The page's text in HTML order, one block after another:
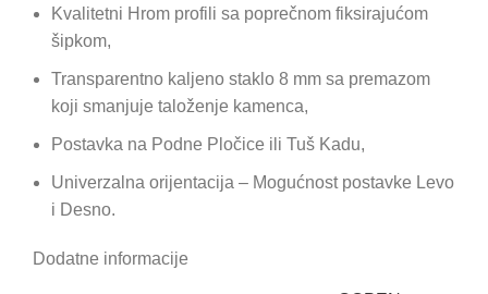
Kvalitetni Hrom profili sa poprečnom fiksirajućom
šipkom,
Transparentno kaljeno staklo 8 mm sa premazom
koji smanjuje taloženje kamenca,
Postavka na Podne Pločice ili Tuš Kadu,
Univerzalna orijentacija – Mogućnost postavke Levo
i Desno.
Dodatne informacije